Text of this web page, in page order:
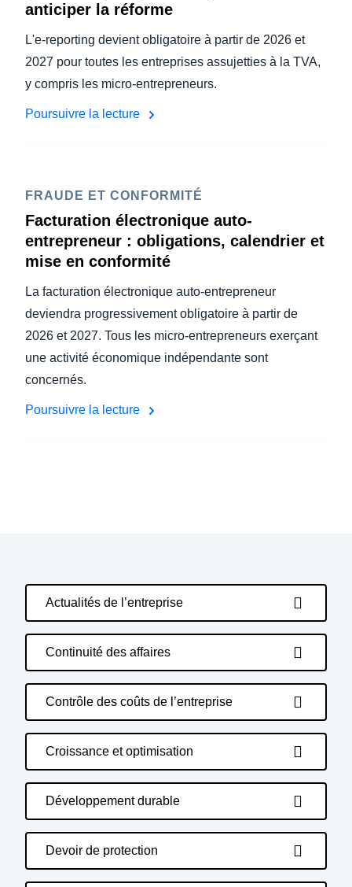
anticiper la réforme
L'e-reporting devient obligatoire à partir de 2026 et
2027 pour toutes les entreprises assujetties à la TVA,
y compris les micro-entrepreneurs.
Poursuivre la lecture
FRAUDE ET CONFORMITÉ
Facturation électronique auto-
entrepreneur : obligations, calendrier et
mise en conformité
La facturation électronique auto-entrepreneur
deviendra progressivement obligatoire à partir de
2026 et 2027. Tous les micro-entrepreneurs exerçant
une activité économique indépendante sont
concernés.
Poursuivre la lecture
Actualités de l’entreprise
Continuité des affaires
Contrôle des coûts de l’entreprise
Croissance et optimisation
Développement durable
Devoir de protection